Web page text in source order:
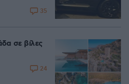
35
σε βίλες
24